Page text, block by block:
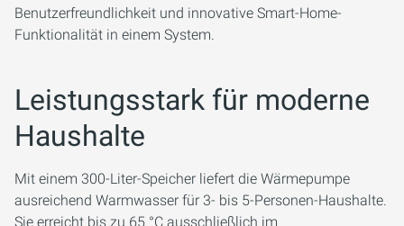
Benutzerfreundlichkeit und innovative Smart-Home-
Funktionalität in einem System.
Leistungsstark für moderne
Haushalte
Mit einem 300-Liter-Speicher liefert die Wärmepumpe
ausreichend Warmwasser für 3- bis 5-Personen-Haushalte.
Sie erreicht bis zu 65 °C ausschließlich im